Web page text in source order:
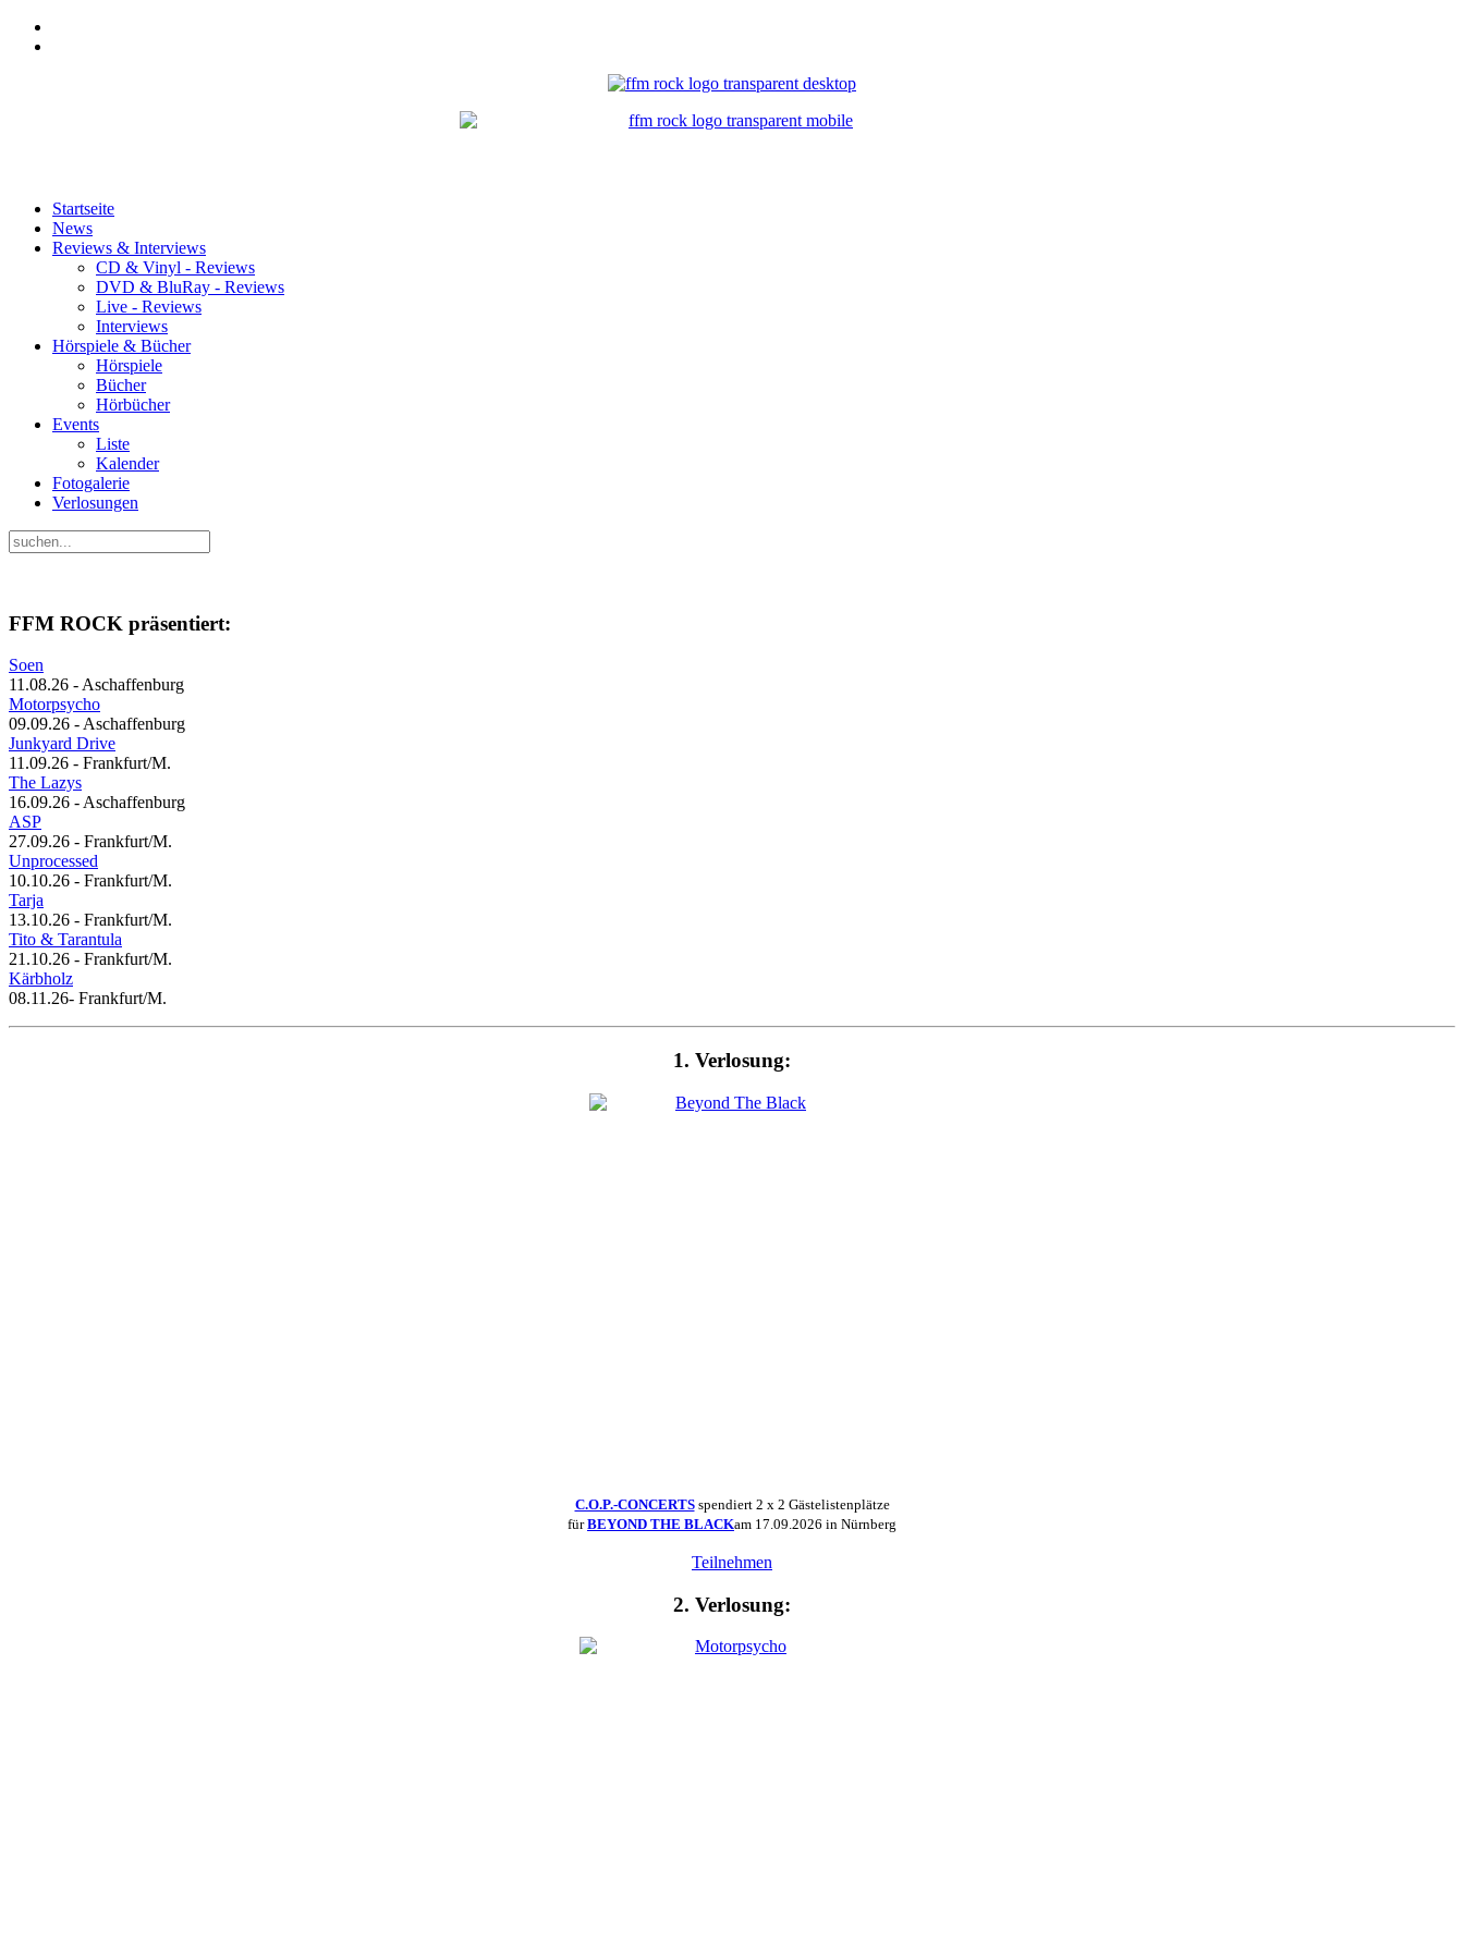
Startseite
News
Reviews & Interviews
CD & Vinyl - Reviews
DVD & BluRay - Reviews
Live - Reviews
Interviews
Hörspiele & Bücher
Hörspiele
Bücher
Hörbücher
Events
Liste
Kalender
Fotogalerie
Verlosungen
FFM ROCK präsentiert:
Soen
11.08.26 - Aschaffenburg
Motorpsycho
09.09.26 - Aschaffenburg
Junkyard Drive
11.09.26 - Frankfurt/M.
The Lazys
16.09.26 - Aschaffenburg
ASP
27.09.26 - Frankfurt/M.
Unprocessed
10.10.26 - Frankfurt/M.
Tarja
13.10.26 - Frankfurt/M.
Tito & Tarantula
21.10.26 - Frankfurt/M.
Kärbholz
08.11.26- Frankfurt/M.
1. Verlosung:
C.O.P.-CONCERTSspendiert 2 x 2 Gästelistenplätze
fürBEYOND THE BLACKam 17.09.2026 in Nürnberg
Teilnehmen
2. Verlosung: